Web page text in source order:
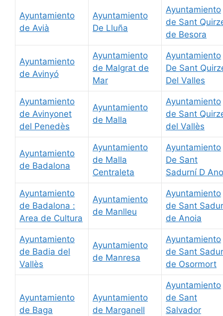
Ayuntamiento
de Avià
Ayuntamiento
De Lluña
Ayuntamiento
de Sant
de Besora
Ayuntamiento
de Avinyó
Ayuntamiento
de Malgrat de
Mar
Ayuntamiento
De Sant
Del Valles
Ayuntamiento
de Avinyonet
del Penedès
Ayuntamiento
de Malla
Ayuntamiento
de Sant
del Vallès
Ayuntamiento
de Badalona
Ayuntamiento
de Malla
Centraleta
Ayuntamiento
De Sant
Sadurní D
Ayuntamiento
de Badalona :
Area de Cultura
Ayuntamiento
de Manlleu
Ayuntamiento
de Sant
de Anoia
Ayuntamiento
de Badia del
Vallès
Ayuntamiento
de Manresa
Ayuntamiento
de Sant
de Osormort
Ayuntamiento
de Baga
Ayuntamiento
de Marganell
Ayuntamiento
de Sant
Salvador